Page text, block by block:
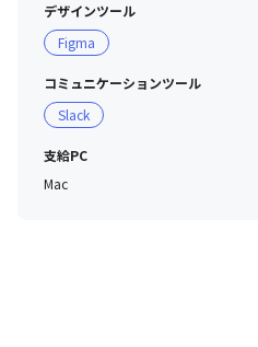
なく、事業部や担当者の状況
な内容も対等に話せる知識な
見を得ながら経験を積んでい
■クリエイティブグループ組織
・正社員25名 / 業務委託10名
デザインツール
Figma
コミュニケーションツール
Slack
支給PC
Mac